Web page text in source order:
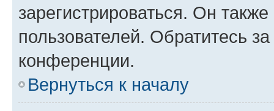
зарегистрироваться. Он
пользователей. Обратитесь
конференции.
Вернуться к началу